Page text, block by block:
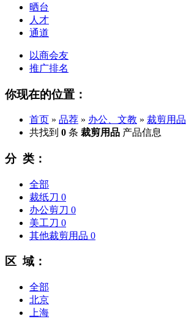
晒台
人才
通道
以商会友
推广排名
你现在的位置：
首页 » 品荐 » 办公、文教 » 裁剪用品
共找到 0 条 裁剪用品 产品信息
分 类：
全部
裁纸刀 0
办公剪刀 0
美工刀 0
其他裁剪用品 0
区 域：
全部
北京
上海